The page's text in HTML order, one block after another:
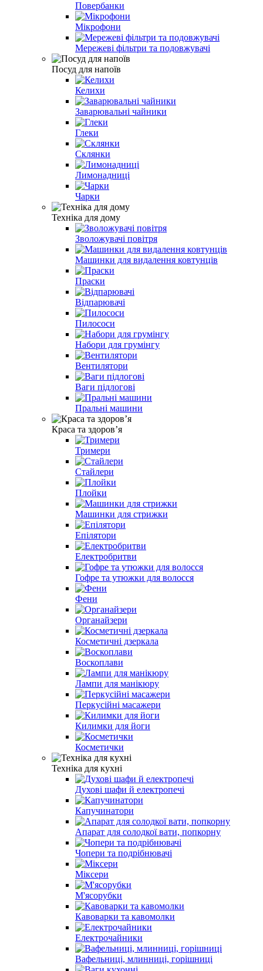
Повербанки
Мікрофони
Мережеві фільтри та подовжувачі
Посуд для напоїв
Келихи
Заварювальні чайники
Глеки
Склянки
Лимонадниці
Чарки
Техніка для дому
Зволожувачі повітря
Машинки для видалення ковтунців
Праски
Відпарювачі
Пилососи
Набори для грумінгу
Вентилятори
Ваги підлогові
Пральні машини
Краса та здоровʼя
Тримери
Стайлери
Плойки
Машинки для стрижки
Епілятори
Електробритви
Гофре та утюжки для волосся
Фени
Органайзери
Косметичні дзеркала
Воскоплави
Лампи для манікюру
Перкусійні масажери
Килимки для йоги
Косметички
Техніка для кухні
Духові шафи й електропечі
Капучинатори
Апарат для солодкої вати, попкорну
Чопери та подрібнювачі
Міксери
М'ясорубки
Кавоварки та кавомолки
Електрочайники
Вафельниці, млинниці, горішниці